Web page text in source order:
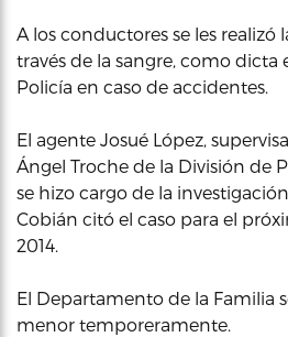
A los conductores se les realizó
través de la sangre, como dicta
Policía en caso de accidentes.
El agente Josué López,
Ángel Troche de la División de
se hizo cargo de la
Cobián citó el caso para el
2014.
El Departamento de la Familia
menor temporeramente.